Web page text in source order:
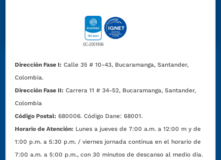
Dirección Fase I: Calle 35 # 10-43, Bucaramanga, Santander,
Colombia.
Dirección Fase II: Carrera 11 # 34-52, Bucaramanga, Santander,
Colombia
Código Postal: 680006. Código Dane: 68001.
Horario de Atención: Lunes a jueves de 7:00 a.m. a 12:00 m y de
1:00 p.m. a 5:30 p.m. / viernes jornada continua en el horario de
7:00 a.m. a 5:00 p.m., con 30 minutos de descanso al medio día.